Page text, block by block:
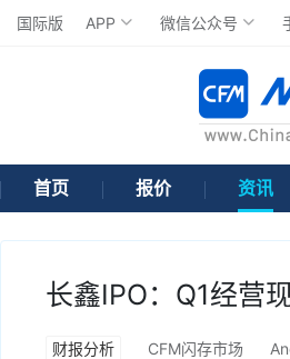
国际版 APP 微信公众号
首页 报价 资讯
长鑫IPO：Q1经营
财报分析 CFM闪存市场